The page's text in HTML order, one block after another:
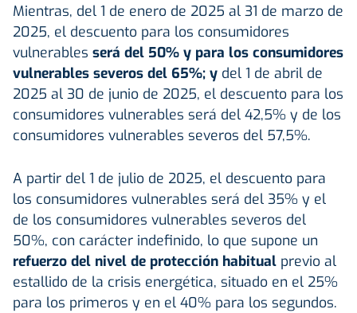
Mientras, del 1 de enero de 2025 al 31 de marzo de
2025, el descuento para los consumidores
vulnerables será del 50% y para los consumidores
vulnerables severos del 65%; y del 1 de abril de
2025 al 30 de junio de 2025, el descuento para los
consumidores vulnerables será del 42,5% y de los
consumidores vulnerables severos del 57,5%.
A partir del 1 de julio de 2025, el descuento para
los consumidores vulnerables será del 35% y el
de los consumidores vulnerables severos del
50%, con carácter indefinido, lo que supone un
refuerzo del nivel de protección habitual previo al
estallido de la crisis energética, situado en el 25%
para los primeros y en el 40% para los segundos.